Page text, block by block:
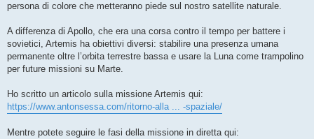
i
persona di colore che metteranno piede sul nostro satellite naturale.
A differenza di Apollo, che era una corsa contro il tempo per battere i
sovietici, Artemis ha obiettivi diversi: stabilire una presenza umana
permanente oltre l’orbita terrestre bassa e usare la Luna come trampolino
per future missioni su Marte.
Ho scritto un articolo sulla missione Artemis qui:
https://www.antonsessa.com/ritorno-alla ... -spaziale/
Mentre potete seguire le fasi della missione in diretta qui: